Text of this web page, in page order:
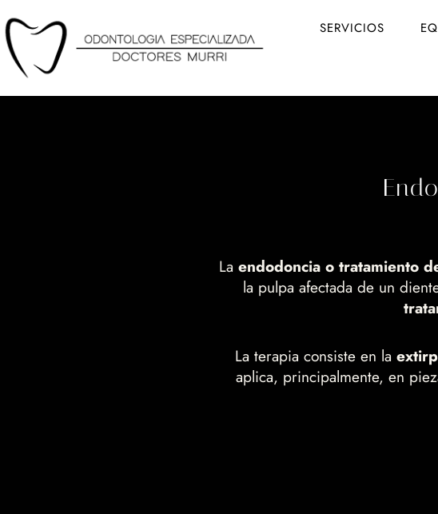
al
contenido
SERVICIOS
La endodoncia o tratamiento
la pulpa afectada de un
La terapia consiste en la
aplica, principalmente, en